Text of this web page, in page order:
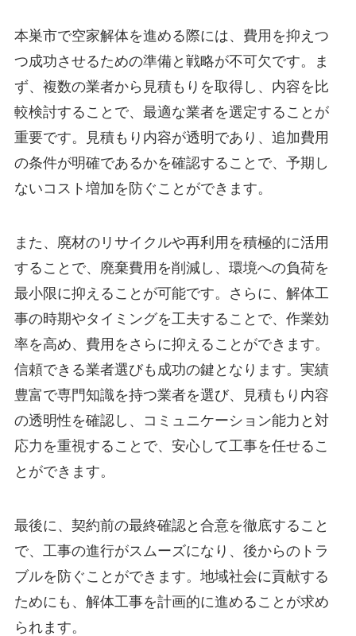
本巣市で空家解体を進める際には、費用を抑えつ
つ成功させるための準備と戦略が不可欠です。ま
ず、複数の業者から見積もりを取得し、内容を比
較検討することで、最適な業者を選定することが
重要です。見積もり内容が透明であり、追加費用
の条件が明確であるかを確認することで、予期し
ないコスト増加を防ぐことができます。
また、廃材のリサイクルや再利用を積極的に活用
することで、廃棄費用を削減し、環境への負荷を
最小限に抑えることが可能です。さらに、解体工
事の時期やタイミングを工夫することで、作業効
率を高め、費用をさらに抑えることができます。
信頼できる業者選びも成功の鍵となります。実績
豊富で専門知識を持つ業者を選び、見積もり内容
の透明性を確認し、コミュニケーション能力と対
応力を重視することで、安心して工事を任せるこ
とができます。
最後に、契約前の最終確認と合意を徹底すること
で、工事の進行がスムーズになり、後からのトラ
ブルを防ぐことができます。地域社会に貢献する
ためにも、解体工事を計画的に進めることが求め
られます。